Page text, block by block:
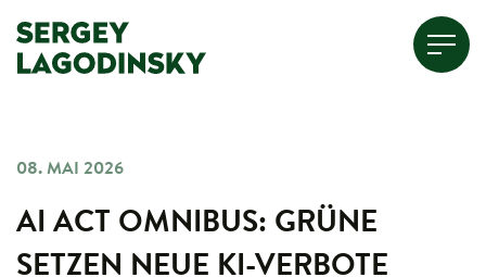
08. MAI 2026
AI ACT OMNIBUS: GRÜNE
SETZEN NEUE KI-VERBOTE